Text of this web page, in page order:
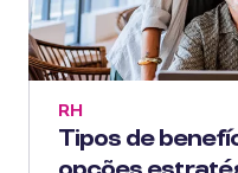
Tipos de
RH